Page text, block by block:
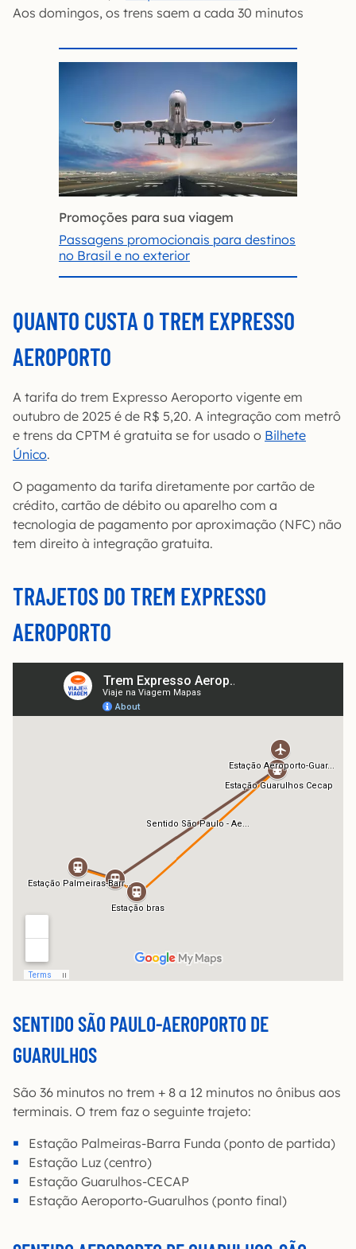
Aos domingos, os trens saem a cada 30 minutos
Promoções para sua viagem
Passagens promocionais para destinos
no Brasil e no exterior
QUANTO CUSTA O TREM EXPRESSO
AEROPORTO
A tarifa do trem Expresso Aeroporto vigente em
outubro de 2025 é de R$ 5,20. A integração com metrô
e trens da CPTM é gratuita se for usado o Bilhete
Único.
O pagamento da tarifa diretamente por cartão de
crédito, cartão de débito ou aparelho com a
tecnologia de pagamento por aproximação (NFC) não
tem direito à integração gratuita.
TRAJETOS DO TREM EXPRESSO
AEROPORTO
SENTIDO SÃO PAULO-AEROPORTO DE
GUARULHOS
São 36 minutos no trem + 8 a 12 minutos no ônibus aos
terminais. O trem faz o seguinte trajeto:
Estação Palmeiras-Barra Funda (ponto de partida)
Estação Luz (centro)
Estação Guarulhos-CECAP
Estação Aeroporto-Guarulhos (ponto final)